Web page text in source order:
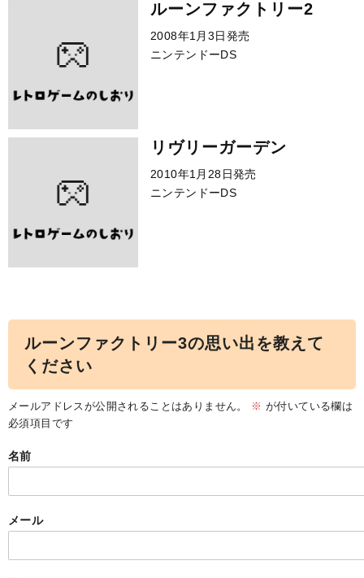
ルーンファクトリー2
2008年1月3日発売
ニンテンドーDS
リヴリーガーデン
2010年1月28日発売
ニンテンドーDS
ルーンファクトリー3の思い出を教えて
ください
メールアドレスが公開されることはありません。 ※ が付いている欄は
必須項目です
名前
メール